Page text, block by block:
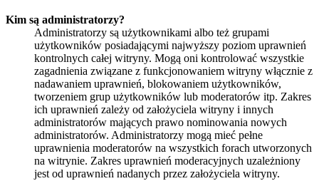
Kim są administratorzy?
Administratorzy są użytkownikami albo też grupami
użytkowników posiadającymi najwyższy poziom uprawnień
kontrolnych całej witryny. Mogą oni kontrolować wszystkie
zagadnienia związane z funkcjonowaniem witryny włącznie z
nadawaniem uprawnień, blokowaniem użytkowników,
tworzeniem grup użytkowników lub moderatorów itp. Zakres
ich uprawnień zależy od założyciela witryny i innych
administratorów mających prawo nominowania nowych
administratorów. Administratorzy mogą mieć pełne
uprawnienia moderatorów na wszystkich forach utworzonych
na witrynie. Zakres uprawnień moderacyjnych uzależniony
jest od uprawnień nadanych przez założyciela witryny.